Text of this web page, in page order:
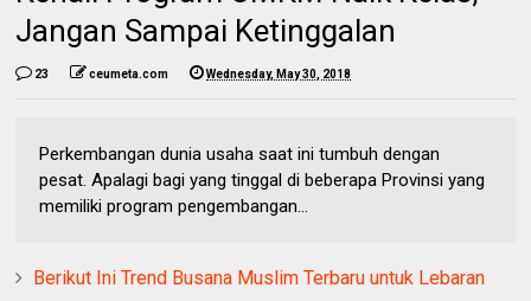
Jangan Sampai Ketinggalan
23 ceumeta.com Wednesday, May 30, 2018
Perkembangan dunia usaha saat ini tumbuh dengan
pesat. Apalagi bagi yang tinggal di beberapa Provinsi yang
memiliki program pengembangan...
Berikut Ini Trend Busana Muslim Terbaru untuk Lebaran